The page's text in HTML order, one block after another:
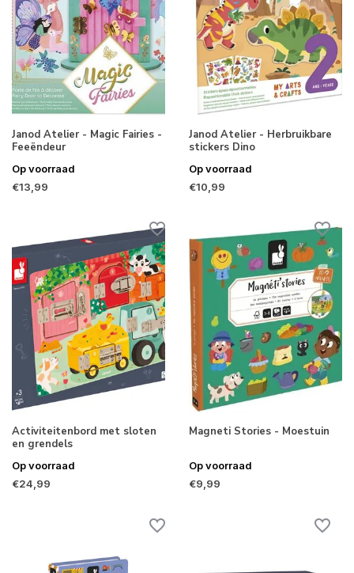
Janod Atelier - Magic Fairies -
Feeëndeur
Op voorraad
€13,99
Janod Atelier - Herbruikbare
stickers Dino
Op voorraad
€10,99
Activiteitenbord met sloten
en grendels
Op voorraad
€24,99
Magneti Stories - Moestuin
Op voorraad
€9,99